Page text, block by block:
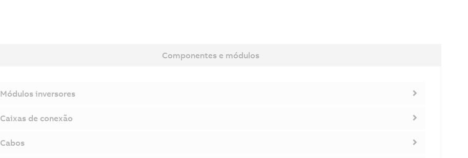
Componentes e módulos
Módulos inversores
Caixas de conexão
Cabos